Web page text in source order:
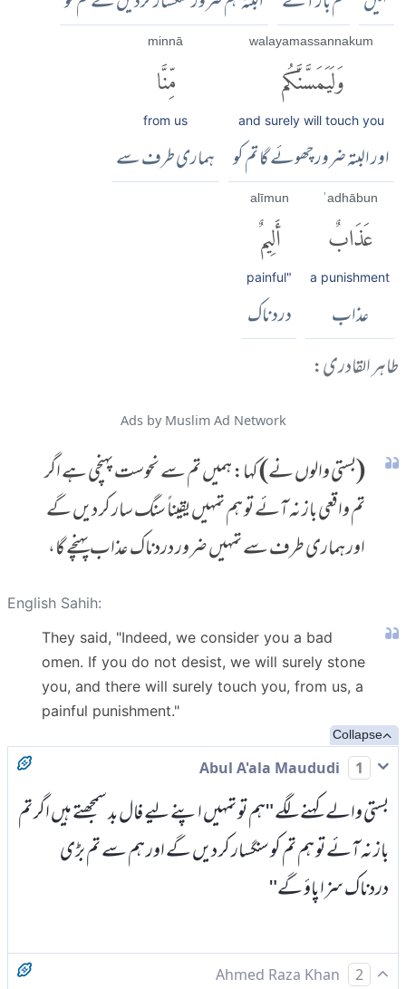
walayamassannakum
وَلَيَمَسَّنَّكُم
and surely will touch you
اور البتہ ضرور چھوئے گا تم کو
minnā
مِّنَّا
from us
ہماری طرف سے
ʿadhābun
عَذَابٌ
a punishment
عذاب
alīmun
أَلِيمٌ
painful"
درد ناک
طاہر القادری:
Ads by Muslim Ad Network
(بستی والوں نے) کہا: ہمیں تم سے نحوست پہنچی ہے اگر
تم واقعی باز نہ آئے تو ہم تمہیں یقیناً سنگ سار کر دیں گے
اور ہماری طرف سے تمہیں ضرور دردناک عذاب پہنچے گا،
English Sahih:
They said, "Indeed, we consider you a bad
omen. If you do not desist, we will surely stone
you, and there will surely touch you, from us, a
painful punishment."
Collapse
1
بستی والے کہنے لگے "ہم تو تمہیں اپنے لیے فال بد سمجھتے ہیں اگر تم
باز نہ آئے تو ہم تم کو سنگسار کر دیں گے اور ہم سے تم بڑی
دردناک سزا پاؤ گے"
2